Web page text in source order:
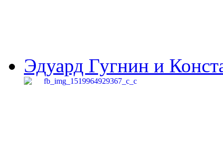
Эдуард Гугнин и